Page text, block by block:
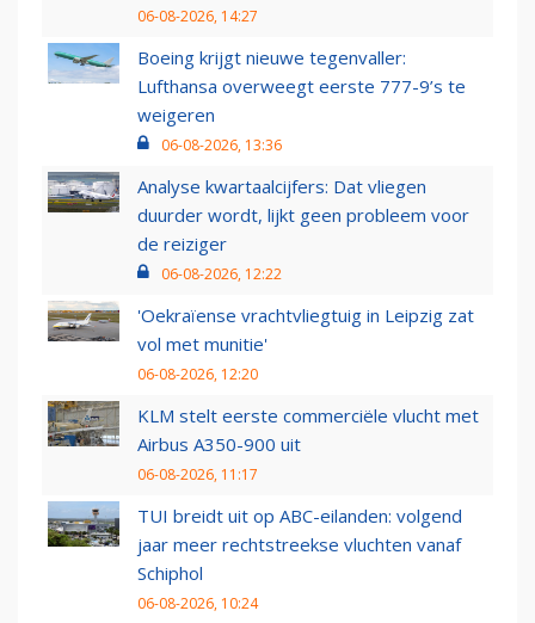
06-08-2026, 14:27
Boeing krijgt nieuwe tegenvaller:
Lufthansa overweegt eerste 777-9’s te
weigeren
06-08-2026, 13:36
Analyse kwartaalcijfers: Dat vliegen
duurder wordt, lijkt geen probleem voor
de reiziger
06-08-2026, 12:22
'Oekraïense vrachtvliegtuig in Leipzig zat
vol met munitie'
06-08-2026, 12:20
KLM stelt eerste commerciële vlucht met
Airbus A350-900 uit
06-08-2026, 11:17
TUI breidt uit op ABC-eilanden: volgend
jaar meer rechtstreekse vluchten vanaf
Schiphol
06-08-2026, 10:24